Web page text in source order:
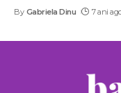
By Gabriela Dinu 7 ani